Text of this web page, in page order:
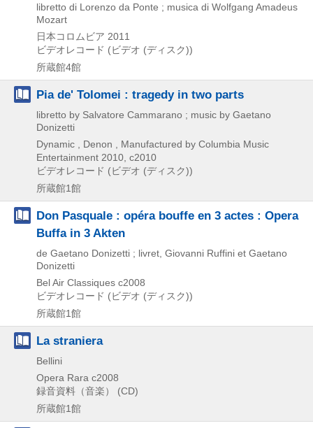
libretto di Lorenzo da Ponte ; musica di Wolfgang Amadeus
Mozart
日本コロムビア 2011
ビデオレコード (ビデオ (ディスク))
所蔵館4館
Pia de' Tolomei : tragedy in two parts
libretto by Salvatore Cammarano ; music by Gaetano
Donizetti
Dynamic , Denon , Manufactured by Columbia Music
Entertainment 2010, c2010
ビデオレコード (ビデオ (ディスク))
所蔵館1館
Don Pasquale : opéra bouffe en 3 actes : Opera
Buffa in 3 Akten
de Gaetano Donizetti ; livret, Giovanni Ruffini et Gaetano
Donizetti
Bel Air Classiques c2008
ビデオレコード (ビデオ (ディスク))
所蔵館1館
La straniera
Bellini
Opera Rara c2008
録音資料（音楽） (CD)
所蔵館1館